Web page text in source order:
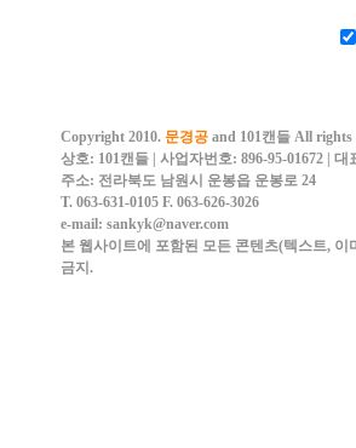
Copyright 2010. 문경공 and 101캔들 All rights
상호: 101캔들 | 사업자번호: 896-95-01672 | 대
주소: 전라북도 남원시 운봉읍 운봉로 24
T. 063-631-0105 F. 063-626-3026
e-mail: sankyk@naver.com
본 웹사이트에 포함된 모든 콘텐츠(텍스트,
금지.